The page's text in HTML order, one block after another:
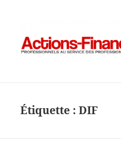
Étiquette :DIF